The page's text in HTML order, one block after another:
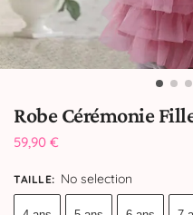
Robe Cérémonie
59,90 €
TAILLE: No selection